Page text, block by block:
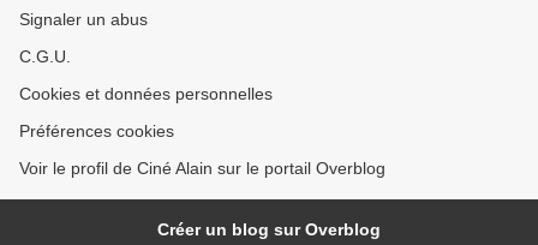
Signaler un abus
C.G.U.
Cookies et données personnelles
Préférences cookies
Voir le profil de Ciné Alain sur le portail Overblog
Créer un blog sur Overblog